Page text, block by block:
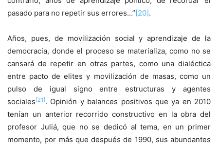
pasado para no repetir sus errores…” [20].
Años, pues, de movilización social y aprendizaje de la
democracia, donde el proceso se materializa, como no se
cansará de repetir en otras partes, como una dialéctica
entre pacto de elites y movilización de masas, como un
pulso de igual signo entre estructuras y agentes
sociales[21]. Opinión y balances positivos que ya en 2010
tenían un anterior recorrido constructivo en la obra del
profesor Juliá, que no se dedicó al tema, en un primer
momento, por más que después de 1990, sus abundantes